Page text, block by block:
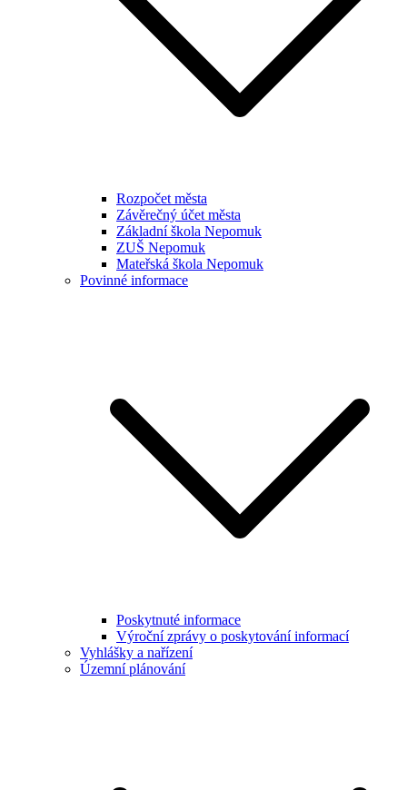
Rozpočet města
Závěrečný účet města
Základní škola Nepomuk
ZUŠ Nepomuk
Mateřská škola Nepomuk
Povinné informace
Poskytnuté informace
Výroční zprávy o poskytování informací
Vyhlášky a nařízení
Územní plánování